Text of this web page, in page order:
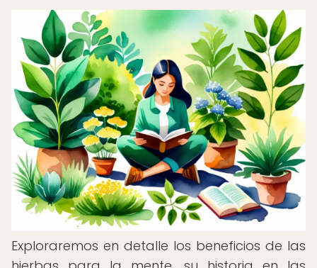
Exploraremos en detalle los beneficios de las